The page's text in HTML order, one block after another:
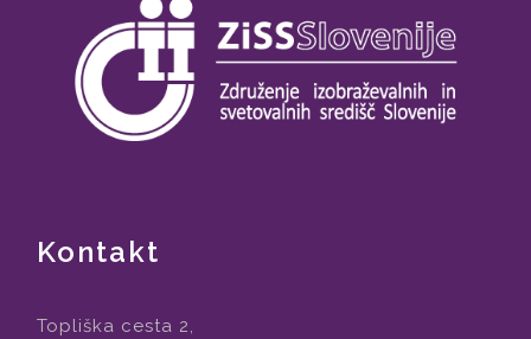
Kontakt
Topliška cesta 2,